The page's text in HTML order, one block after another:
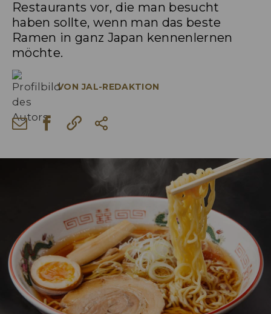
Restaurants vor, die man besucht
haben sollte, wenn man das beste
Ramen in ganz Japan kennenlernen
möchte.
VON JAL-REDAKTION